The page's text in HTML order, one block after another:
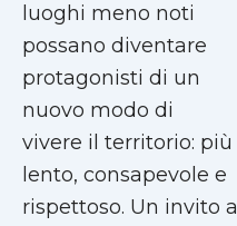
luoghi meno noti
possano diventare
protagonisti di un
nuovo modo di
vivere il territorio: più
lento, consapevole e
rispettoso. Un invito a